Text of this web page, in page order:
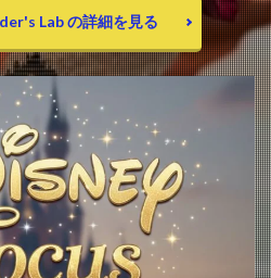
Lab の詳細を見る